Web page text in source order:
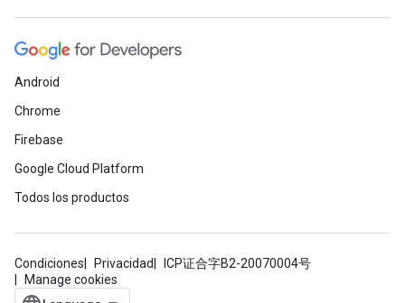
Android
Chrome
Firebase
Google Cloud Platform
Todos los productos
Condiciones Privacidad
ICP证合字B2-20070004号
Manage cookies